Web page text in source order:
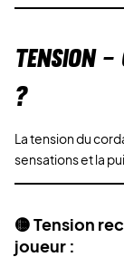
TENSION –
?
La tension du
sensations et la
🟡 Tension
joueur :